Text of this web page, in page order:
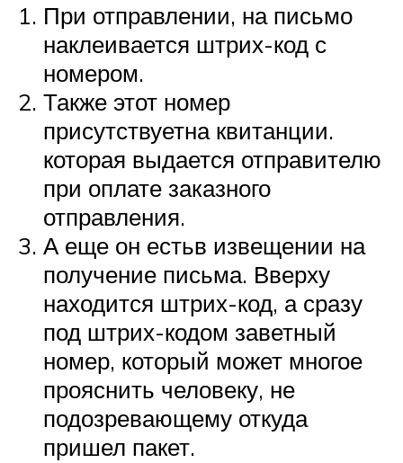
При отправлении, на письмо
наклеивается штрих-код с
номером.
Также этот номер
присутствуетна квитанции.
которая выдается отправителю
при оплате заказного
отправления.
А еще он естьв извещении на
получение письма. Вверху
находится штрих-код, а сразу
под штрих-кодом заветный
номер, который может многое
прояснить человеку, не
подозревающему откуда
пришел пакет.